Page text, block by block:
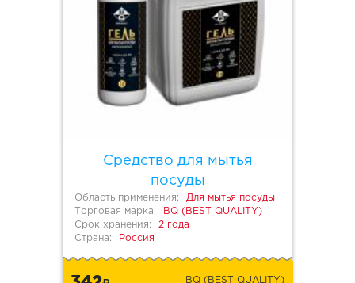
Средство для мытья
посуды
Область применения:
Для мытья посуды
Торговая марка:
BQ (BEST QUALITY)
Срок хранения:
2 года
Страна:
Россия
BQ (BEST QUALITY)